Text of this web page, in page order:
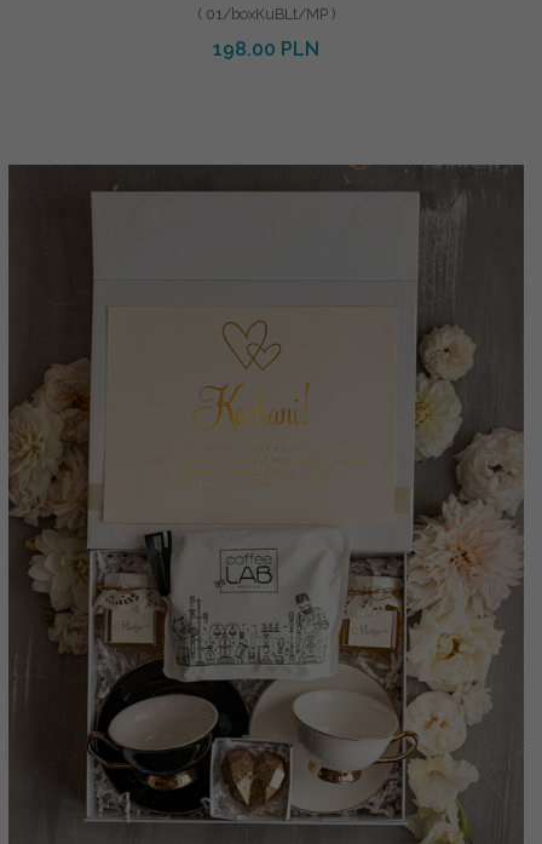
( 01/boxKuBLt/MP )
198.00 PLN